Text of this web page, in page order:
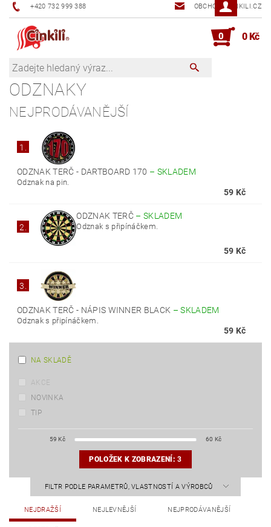
+420 732 999 388 OBCHOD@CINKILI.CZ
0 0 Kč
ODZNAKY
NEJPRODÁVANĚJŠÍ
1.
ODZNAK TERČ - DARTBOARD 170 – SKLADEM
Odznak na pin.
59 Kč
2.
ODZNAK TERČ – SKLADEM
Odznak s připínáčkem.
59 Kč
3.
ODZNAK TERČ - NÁPIS WINNER BLACK –SKLADEM
Odznak s připínáčkem.
59 Kč
NA SKLADĚ
AKCE
NOVINKA
TIP
59 Kč 60 Kč
POLOŽEK K ZOBRAZENÍ:3
FILTR PODLE PARAMETRŮ, VLASTNOSTÍ A VÝROBCŮ
NEJDRAŽŠÍ NEJLEVNĚJŠÍ NEJPRODÁVANĚJŠÍ